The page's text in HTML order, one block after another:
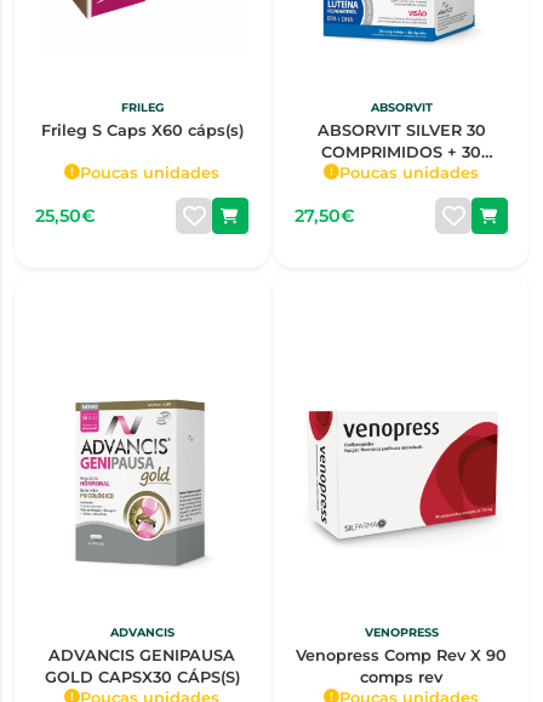
FRILEG
Frileg S Caps X60 cáps(s)
Poucas unidades
25,50€
ABSORVIT
ABSORVIT SILVER 30
COMPRIMIDOS + 30
CÁPSULAS
Poucas unidades
27,50€
ADVANCIS
ADVANCIS GENIPAUSA
GOLD CAPSX30 CÁPS(S)
Poucas unidades
VENOPRESS
Venopress Comp Rev X 90
comps rev
Poucas unidades